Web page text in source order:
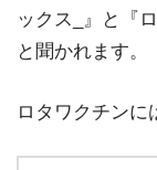
ックス_』と『
と聞かれます。
ロタワクチンに